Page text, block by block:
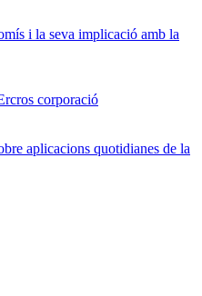
i la seva implicació amb la
corporació
aplicacions quotidianes de la